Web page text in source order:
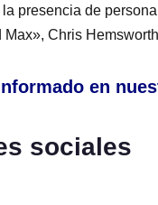
presencia de
Chris
en
sociales